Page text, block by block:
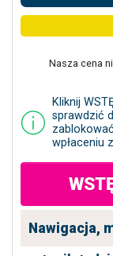
Nasza cena
Kliknij
sprawdzić
wpłaceniu
Nawigacja,